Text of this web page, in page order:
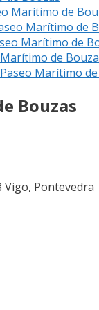
Marítimo de
Marítimo de
Marítimo de
de
Marítimo
Bouzas
Vigo, Pontevedra